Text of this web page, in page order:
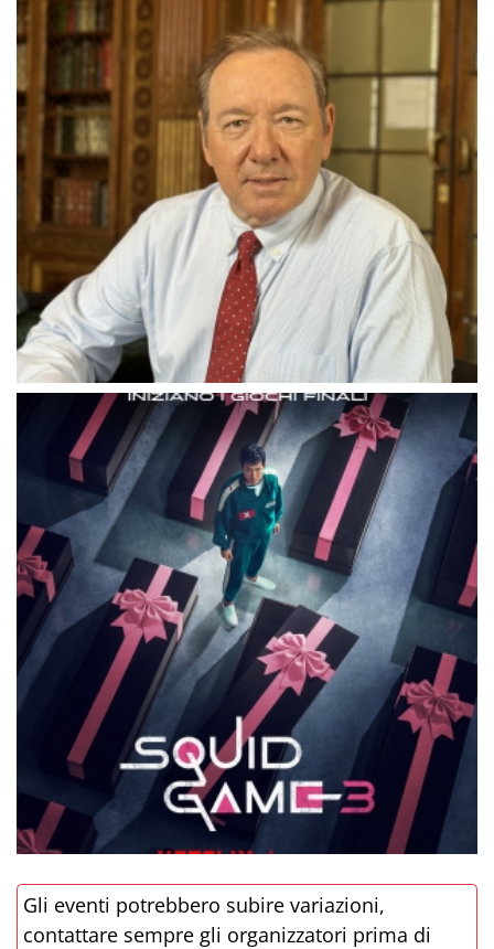
Gli eventi potrebbero subire variazioni,
contattare sempre gli organizzatori prima di